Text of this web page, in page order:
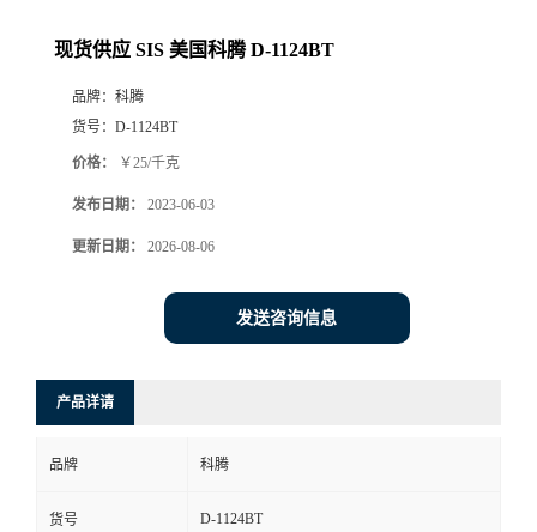
现货供应 SIS 美国科腾 D-1124BT
品牌： 科腾
货号： D-1124BT
价格： ￥25/千克
发布日期： 2023-06-03
更新日期： 2026-08-06
发送咨询信息
产品详请
品牌 科腾
货号 D-1124BT